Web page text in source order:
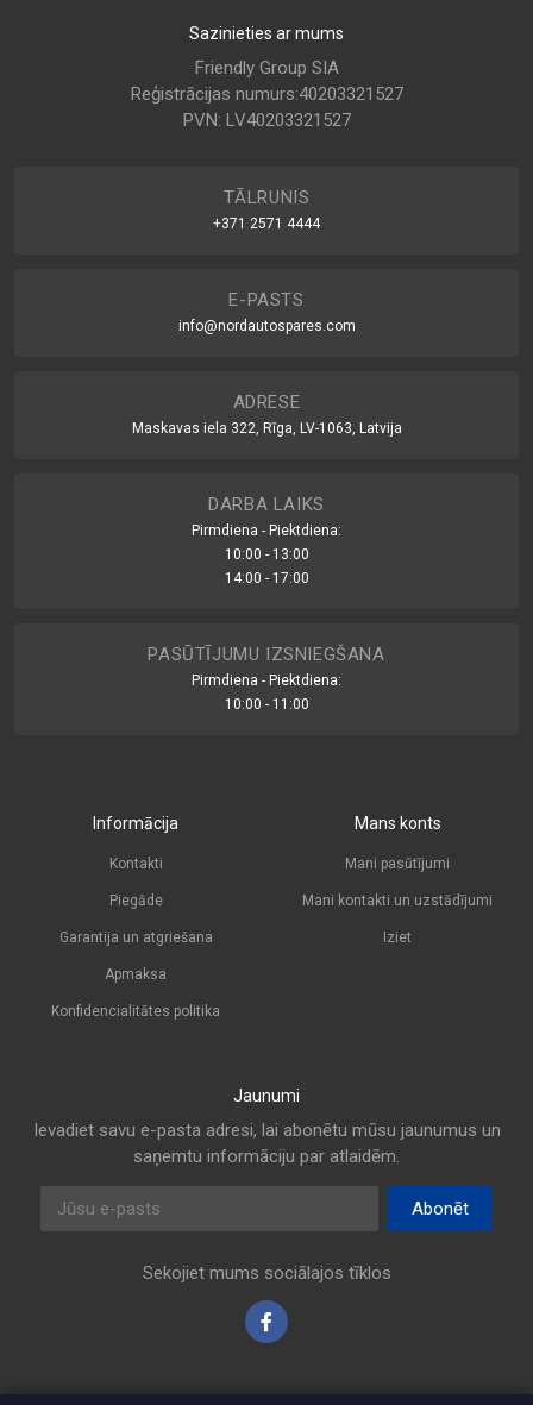
Sazinieties ar mums
Friendly Group SIA
Reģistrācijas numurs:40203321527
PVN: LV40203321527
TĀLRUNIS
+371 2571 4444
E-PASTS
info@nordautospares.com
ADRESE
Maskavas iela 322, Rīga, LV-1063, Latvija
DARBA LAIKS
Pirmdiena - Piektdiena:
10:00 - 13:00
14:00 - 17:00
PASŪTĪJUMU IZSNIEGŠANA
Pirmdiena - Piektdiena:
10:00 - 11:00
Informācija
Kontakti
Piegāde
Garantija un atgriešana
Apmaksa
Konfidencialitātes politika
Mans konts
Mani pasūtījumi
Mani kontakti un uzstādījumi
Iziet
Jaunumi
Ievadiet savu e-pasta adresi, lai abonētu mūsu jaunumus un
saņemtu informāciju par atlaidēm.
E-pasta adrese
Abonēt
Sekojiet mums sociālajos tīklos